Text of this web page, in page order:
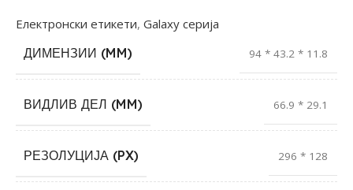
Електронски етикети, Galaxy серија
ДИМЕНЗИИ (MM)
94 * 43.2 * 11.8
ВИДЛИВ ДЕЛ (MM) 66.9 * 29.1
РЕЗОЛУЦИЈА (PX) 296 * 128